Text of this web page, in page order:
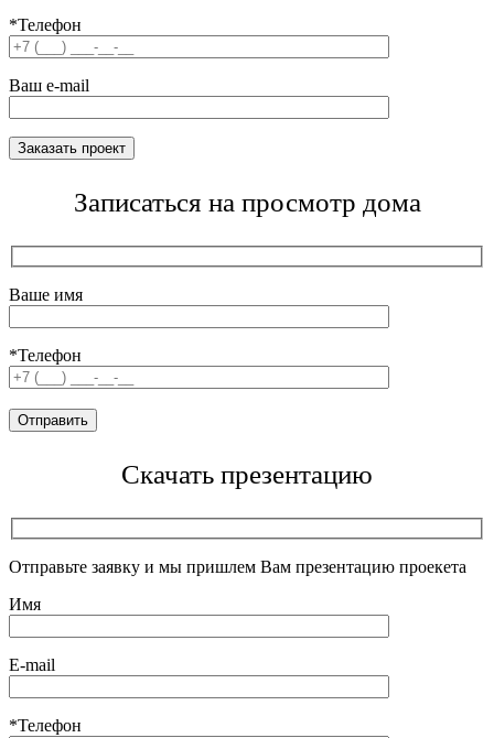
*Телефон
Ваш e-mail
Записаться на просмотр дома
Ваше имя
*Телефон
Скачать презентацию
Отправьте заявку и мы пришлем Вам презентацию проекета
Имя
E-mail
*Телефон